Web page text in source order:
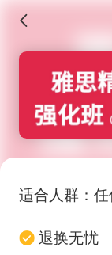
适合人群：
退换无忧